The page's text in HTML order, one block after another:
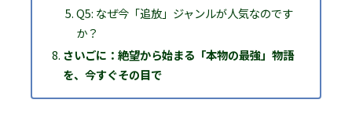
Q5: なぜ今「追放」ジャンルが人気なのです
か？
さいごに：絶望から始まる「本物の最強」物語
を、今すぐその目で